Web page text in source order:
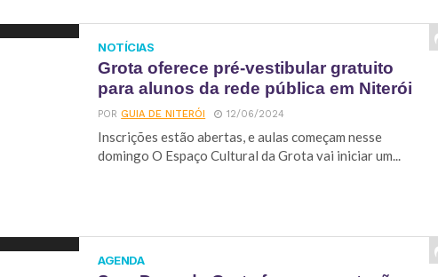
NOTÍCIAS
Grota oferece pré-vestibular gratuito
para alunos da rede pública em Niterói
PORGUIA DE NITERÓI 12/06/2024
Inscrições estão abertas, e aulas começam nesse
domingo O Espaço Cultural da Grota vai iniciar um...
AGENDA